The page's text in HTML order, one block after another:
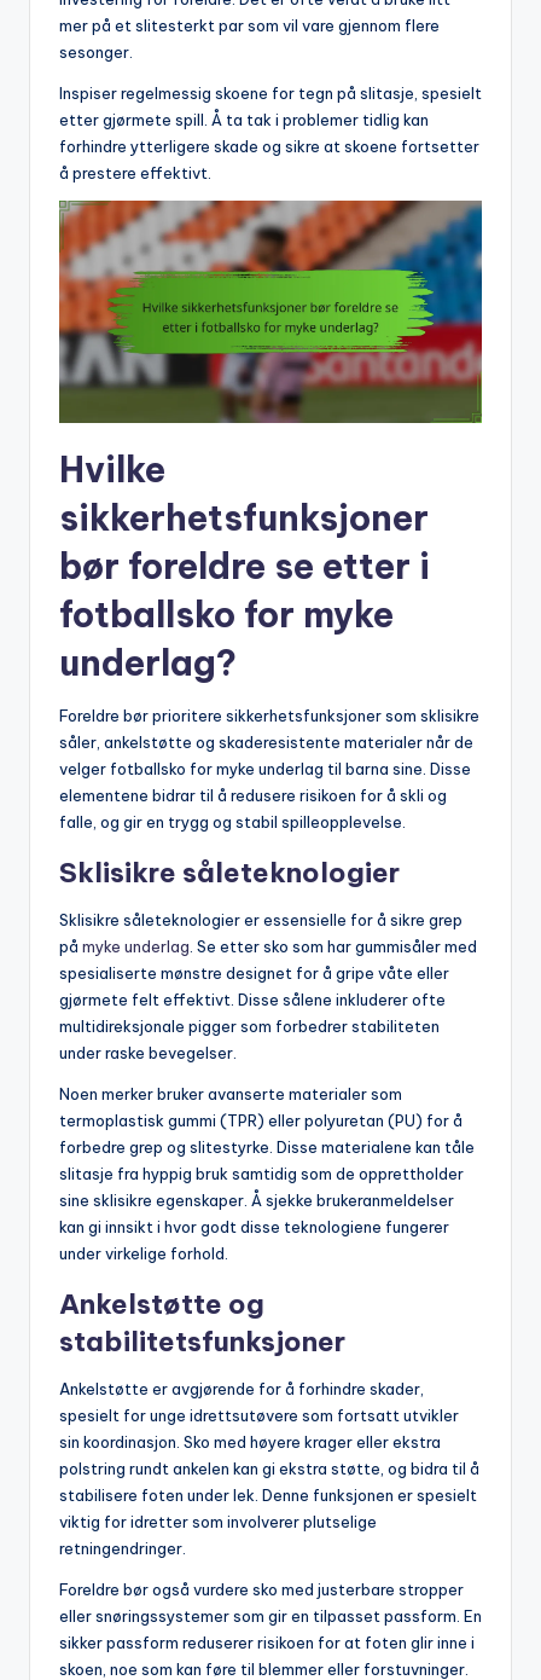
mer på et slitesterkt par som vil vare gjennom flere
sesonger.
Inspiser regelmessig skoene for tegn på slitasje, spesielt
etter gjørmete spill. Å ta tak i problemer tidlig kan
forhindre ytterligere skade og sikre at skoene fortsetter
å prestere effektivt.
Hvilke
sikkerhetsfunksjoner
bør foreldre se etter i
fotballsko for myke
underlag?
Foreldre bør prioritere sikkerhetsfunksjoner som sklisikre
såler, ankelstøtte og skaderesistente materialer når de
velger fotballsko for myke underlag til barna sine. Disse
elementene bidrar til å redusere risikoen for å skli og
falle, og gir en trygg og stabil spilleopplevelse.
Sklisikre såleteknologier
Sklisikre såleteknologier er essensielle for å sikre grep
på myke underlag . Se etter sko som har gummisåler med
spesialiserte mønstre designet for å gripe våte eller
gjørmete felt effektivt. Disse sålene inkluderer ofte
multidireksjonale pigger som forbedrer stabiliteten
under raske bevegelser.
Noen merker bruker avanserte materialer som
termoplastisk gummi (TPR) eller polyuretan (PU) for å
forbedre grep og slitestyrke. Disse materialene kan tåle
slitasje fra hyppig bruk samtidig som de opprettholder
sine sklisikre egenskaper. Å sjekke brukeranmeldelser
kan gi innsikt i hvor godt disse teknologiene fungerer
under virkelige forhold.
Ankelstøtte og
stabilitetsfunksjoner
Ankelstøtte er avgjørende for å forhindre skader,
spesielt for unge idrettsutøvere som fortsatt utvikler
sin koordinasjon. Sko med høyere krager eller ekstra
polstring rundt ankelen kan gi ekstra støtte, og bidra til å
stabilisere foten under lek. Denne funksjonen er spesielt
viktig for idretter som involverer plutselige
retningendringer.
Foreldre bør også vurdere sko med justerbare stropper
eller snøringssystemer som gir en tilpasset passform. En
sikker passform reduserer risikoen for at foten glir inne i
skoen, noe som kan føre til blemmer eller forstuvninger.